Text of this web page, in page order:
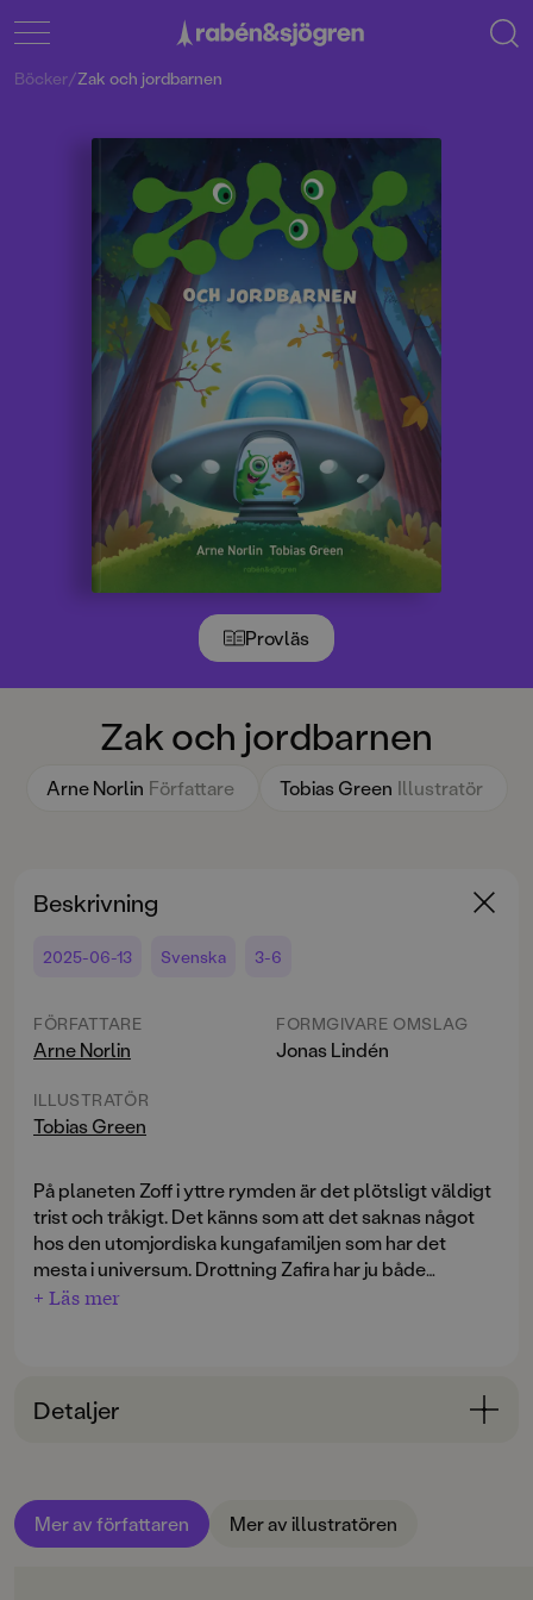
Provläs
Zak och jordbarnen
Arne Norlin Författare Tobias Green Illustratör
Böcker/Zak och jordbarnen
Beskrivning
2025-06-13 Svenska 3-6
FÖRFATTARE
Arne Norlin
ILLUSTRATÖR
Tobias Green
FORMGIVARE OMSLAG
Jonas Lindén
På planeten Zoff i yttre rymden är det plötsligt väldigt
trist och tråkigt. Det känns som att det saknas något
hos den utomjordiska kungafamiljen som har det
mesta i universum. Drottning Zafira har ju både
swimmingpool, bio, bergochdalbana ja nästan allt du
”Barn är det bästa som finns. På planeten Jorden säger
Hon flippade med fjärrkontrollen för att hitta nyheten
igen. Det gick inte.
+ Läs mer
Detaljer
ÅLDERSGRUPP
3-6
Mer av författaren Mer av illustratören